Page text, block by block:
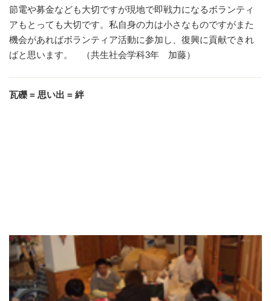
節電や募金なども大切ですが現地で即戦力になるボランティ
アもとっても大切です。私自身の力は小さなものですがまた
機会があればボランティア活動に参加し、復興に貢献できれ
ばと思います。 （共生社会学科3年 加藤）
瓦礫 = 思い出 = 絆